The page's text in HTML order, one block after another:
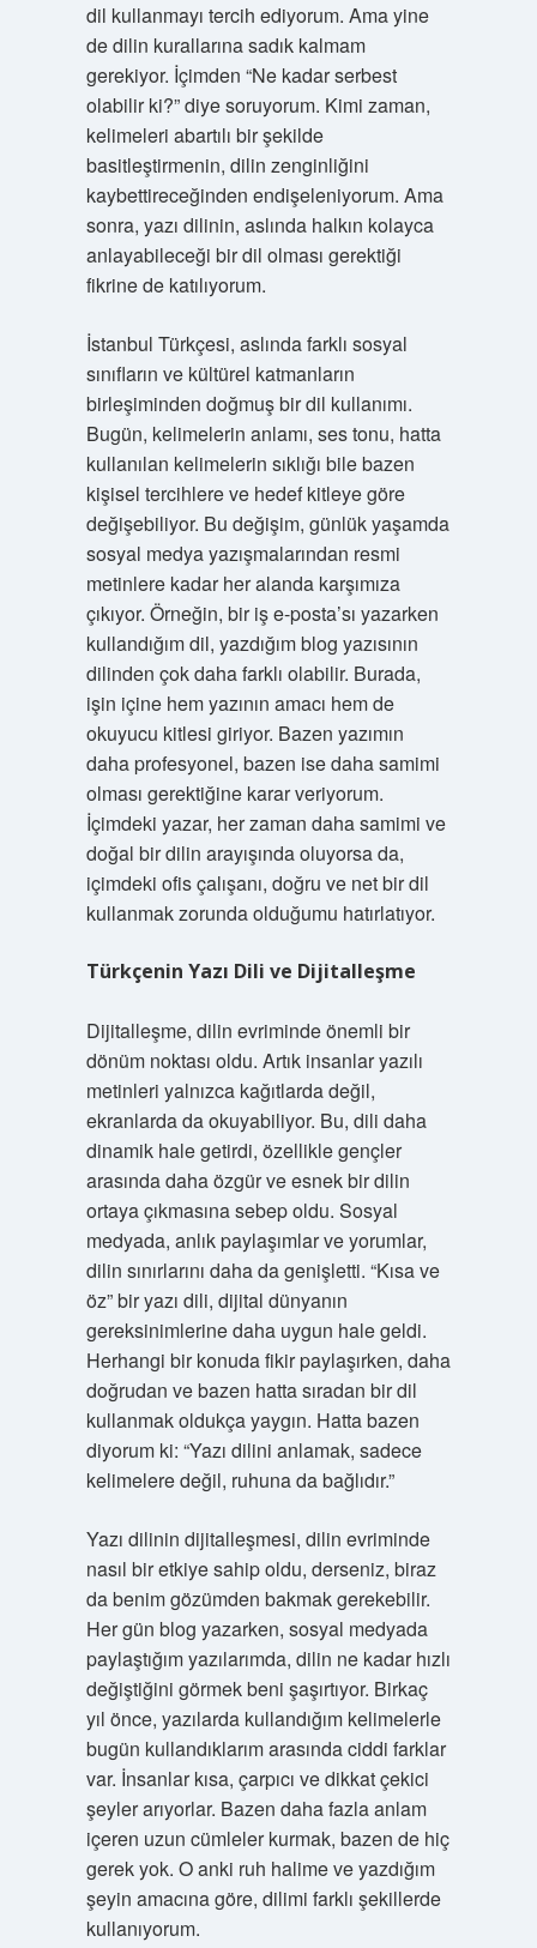
dil kullanmayı tercih ediyorum. Ama yine
de dilin kurallarına sadık kalmam
gerekiyor. İçimden “Ne kadar serbest
olabilir ki?” diye soruyorum. Kimi zaman,
kelimeleri abartılı bir şekilde
basitleştirmenin, dilin zenginliğini
kaybettireceğinden endişeleniyorum. Ama
sonra, yazı dilinin, aslında halkın kolayca
anlayabileceği bir dil olması gerektiği
fikrine de katılıyorum.
İstanbul Türkçesi, aslında farklı sosyal
sınıfların ve kültürel katmanların
birleşiminden doğmuş bir dil kullanımı.
Bugün, kelimelerin anlamı, ses tonu, hatta
kullanılan kelimelerin sıklığı bile bazen
kişisel tercihlere ve hedef kitleye göre
değişebiliyor. Bu değişim, günlük yaşamda
sosyal medya yazışmalarından resmi
metinlere kadar her alanda karşımıza
çıkıyor. Örneğin, bir iş e-posta’sı yazarken
kullandığım dil, yazdığım blog yazısının
dilinden çok daha farklı olabilir. Burada,
işin içine hem yazının amacı hem de
okuyucu kitlesi giriyor. Bazen yazımın
daha profesyonel, bazen ise daha samimi
olması gerektiğine karar veriyorum.
İçimdeki yazar, her zaman daha samimi ve
doğal bir dilin arayışında oluyorsa da,
içimdeki ofis çalışanı, doğru ve net bir dil
kullanmak zorunda olduğumu hatırlatıyor.
Türkçenin Yazı Dili ve Dijitalleşme
Dijitalleşme, dilin evriminde önemli bir
dönüm noktası oldu. Artık insanlar yazılı
metinleri yalnızca kağıtlarda değil,
ekranlarda da okuyabiliyor. Bu, dili daha
dinamik hale getirdi, özellikle gençler
arasında daha özgür ve esnek bir dilin
ortaya çıkmasına sebep oldu. Sosyal
medyada, anlık paylaşımlar ve yorumlar,
dilin sınırlarını daha da genişletti. “Kısa ve
öz” bir yazı dili, dijital dünyanın
gereksinimlerine daha uygun hale geldi.
Herhangi bir konuda fikir paylaşırken, daha
doğrudan ve bazen hatta sıradan bir dil
kullanmak oldukça yaygın. Hatta bazen
diyorum ki: “Yazı dilini anlamak, sadece
kelimelere değil, ruhuna da bağlıdır.”
Yazı dilinin dijitalleşmesi, dilin evriminde
nasıl bir etkiye sahip oldu, derseniz, biraz
da benim gözümden bakmak gerekebilir.
Her gün blog yazarken, sosyal medyada
paylaştığım yazılarımda, dilin ne kadar hızlı
değiştiğini görmek beni şaşırtıyor. Birkaç
yıl önce, yazılarda kullandığım kelimelerle
bugün kullandıklarım arasında ciddi farklar
var. İnsanlar kısa, çarpıcı ve dikkat çekici
şeyler arıyorlar. Bazen daha fazla anlam
içeren uzun cümleler kurmak, bazen de hiç
gerek yok. O anki ruh halime ve yazdığım
şeyin amacına göre, dilimi farklı şekillerde
kullanıyorum.